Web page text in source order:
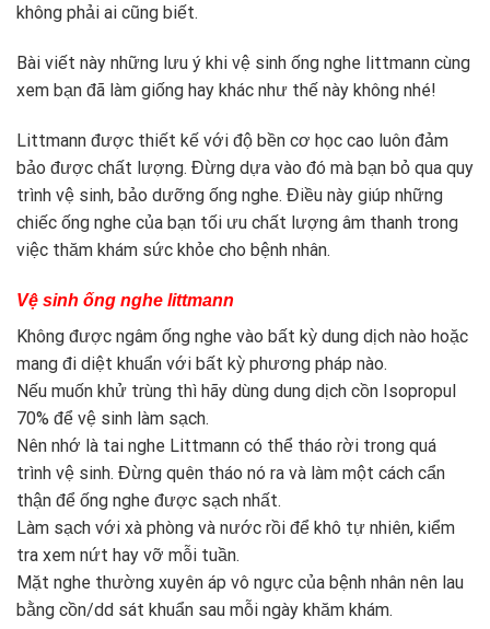
không phải ai cũng biết.
Bài viết này những lưu ý khi vệ sinh ống nghe littmann cùng
xem bạn đã làm giống hay khác như thế này không nhé!
Littmann được thiết kế với độ bền cơ học cao luôn đảm
bảo được chất lượng. Đừng dựa vào đó mà bạn bỏ qua quy
trình vệ sinh, bảo dưỡng ống nghe. Điều này giúp những
chiếc ống nghe của bạn tối ưu chất lượng âm thanh trong
việc thăm khám sức khỏe cho bệnh nhân.
Vệ sinh ống nghe littmann
Không được ngâm ống nghe vào bất kỳ dung dịch nào hoặc
mang đi diệt khuẩn với bất kỳ phương pháp nào.
Nếu muốn khử trùng thì hãy dùng dung dịch cồn Isopropul
70% để vệ sinh làm sạch.
Nên nhớ là tai nghe Littmann có thể tháo rời trong quá
trình vệ sinh. Đừng quên tháo nó ra và làm một cách cẩn
thận để ống nghe được sạch nhất.
Làm sạch với xà phòng và nước rồi để khô tự nhiên, kiểm
tra xem nứt hay vỡ mỗi tuần.
Mặt nghe thường xuyên áp vô ngực của bệnh nhân nên lau
bằng cồn/dd sát khuẩn sau mỗi ngày khăm khám.